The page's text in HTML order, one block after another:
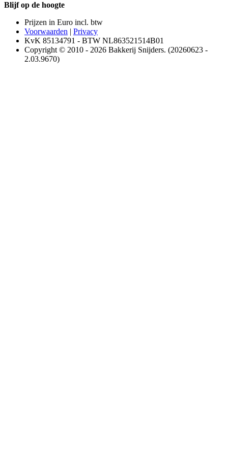
Blijf op de hoogte
Prijzen in Euro incl. btw
Voorwaarden | Privacy
KvK 85134791 - BTW NL863521514B01
Copyright © 2010 - 2026 Bakkerij Snijders. (20260623 -
2.03.9670)